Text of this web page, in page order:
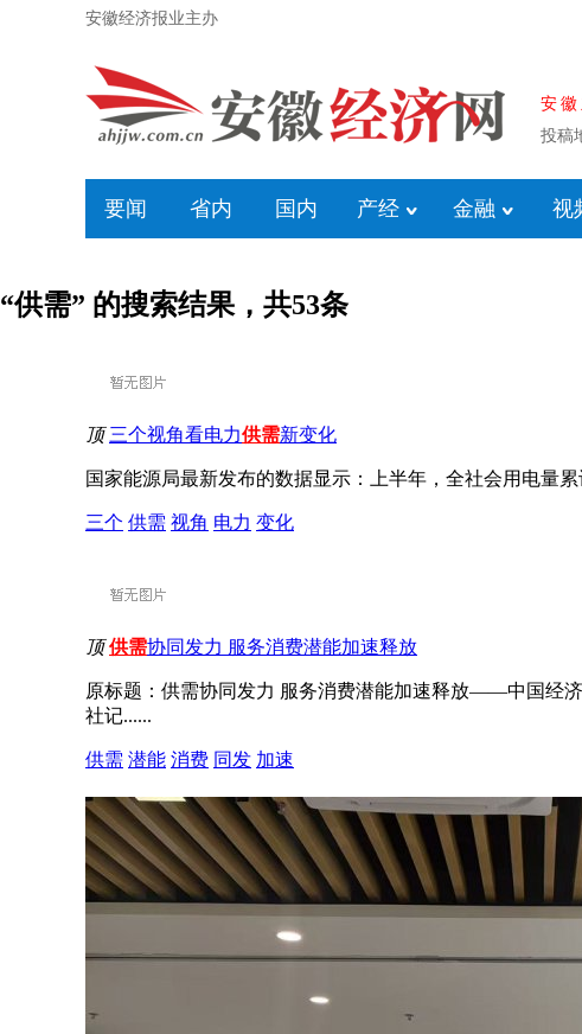
安徽经济报业主办
安
投稿
要闻 省内 国内 产经 金融 视
“供需” 的搜索结果，共53条
顶 三个视角看电力供需新变化
国家能源局最新发布的数据显示：上半年，全社会用电量
三个 供需 视角 电力 变化
顶 供需协同发力 服务消费潜能加速释放
原标题：供需协同发力 服务消费潜能加速释放——中国经
社记......
供需 潜能 消费 同发 加速